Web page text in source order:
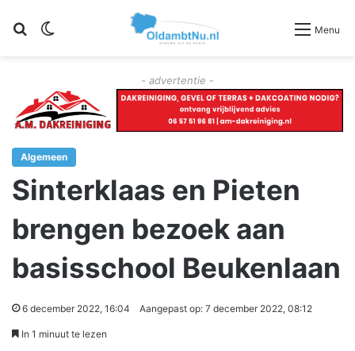
Zoeken Menu
- advertentie -
Algemeen
Sinterklaas en Pieten
brengen bezoek aan
basisschool Beukenlaan
6 december 2022, 16:04 Aangepast op: 7 december 2022, 08:12
In 1 minuut te lezen